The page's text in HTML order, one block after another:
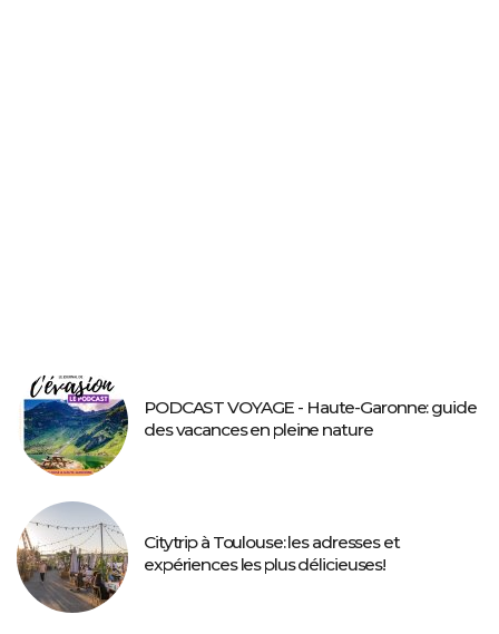
PODCAST VOYAGE - Haute-Garonne: guide
des vacances en pleine nature
Citytrip à Toulouse: les adresses et
expériences les plus délicieuses!